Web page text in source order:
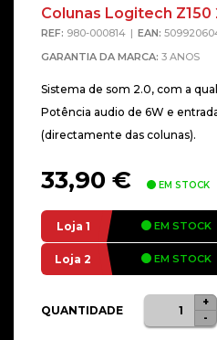
Colunas Logitech Z150
REF: 980-000814 EAN:
GARANTIA DA MARCA: 3 ANOS
Sistema de som 2.0, com a
Potência audio de 6W e
(directamente das colunas).
33,90 € EM STOCK
Loja 1 EM STOCK
Loja 2 EM STOCK
QUANTIDADE
Quantidade
de
-
+